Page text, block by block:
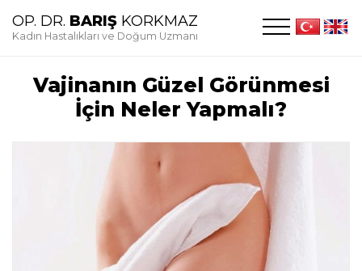
OP. DR. BARIŞ KORKMAZ
Kadın Hastalıkları ve Doğum Uzmanı
Vajinanın Güzel Görünmesi
İçin Neler Yapmalı?